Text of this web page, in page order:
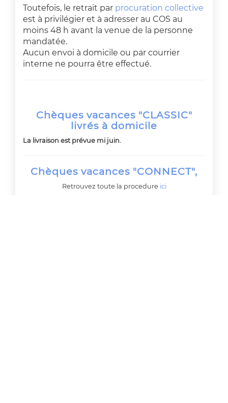
Toutefois, le retrait par procuration collective
est à privilégier et à adresser au COS au
moins 48 h avant la venue de la personne
mandatée.
Aucun envoi à domicile ou par courrier
interne ne pourra être effectué.
Chèques vacances "CLASSIC"
livrés à domicile
La livraison est prévue mi juin.
Chèques vacances "CONNECT",
Retrouvez toute la procedure ici